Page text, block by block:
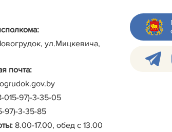
ул.Мицкевича,
почта:
015-97)-3-35-05
97)-3-35-85
8.00-17.00, обед с 13.00